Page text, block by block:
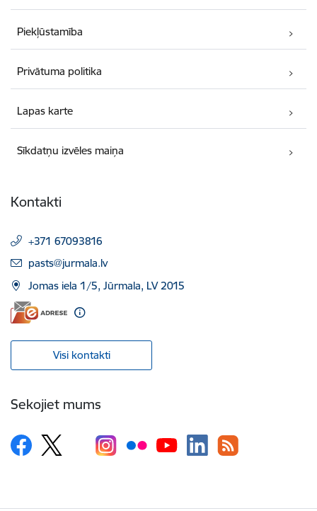
Piekļūstamība
Privātuma politika
Lapas karte
Sīkdatņu izvēles maiņa
Kontakti
+371 67093816
E-pasts:
pasts@jurmala.lv
Jomas iela 1/5, Jūrmala, LV 2015
Visi kontakti
Sekojiet mums